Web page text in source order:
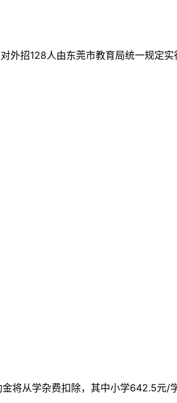
外招128人由东莞市教育局统一规定
将从学杂费扣除，其中小学642.5元/